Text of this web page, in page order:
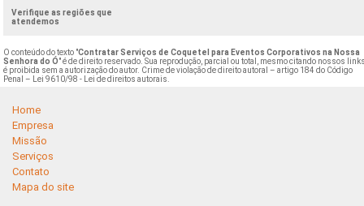
Verifique as regiões que
atendemos
O conteúdo do texto "Contratar Serviços de Coquetel para Eventos Corporativos na Nossa
Senhora do Ó" é de direito reservado. Sua reprodução, parcial ou total, mesmo citando nossos
é proibida sem a autorização do autor. Crime de violação de direito autoral – artigo 184 do Código
Penal –
Lei 9610/98 - Lei de direitos autorais
Home
Empresa
Missão
Serviços
Contato
Mapa do site